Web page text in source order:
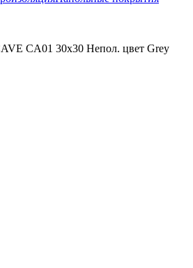
CA01 30x30 Непол. цвет Grey